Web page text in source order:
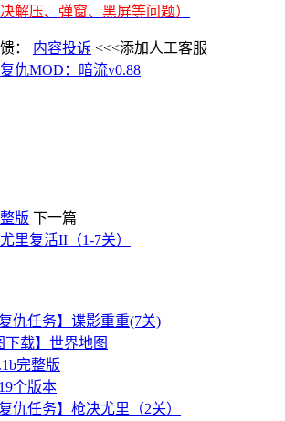
解压、弹窗、黑屏等问题）
： 内容投诉 <<<添加人工客服
仇MOD：暗流v0.88
版 下一篇
复活II（1-7关）
仇任务】谍影重重(7关)
下载】世界地图
完整版
个版本
仇任务】枪决尤里（2关）